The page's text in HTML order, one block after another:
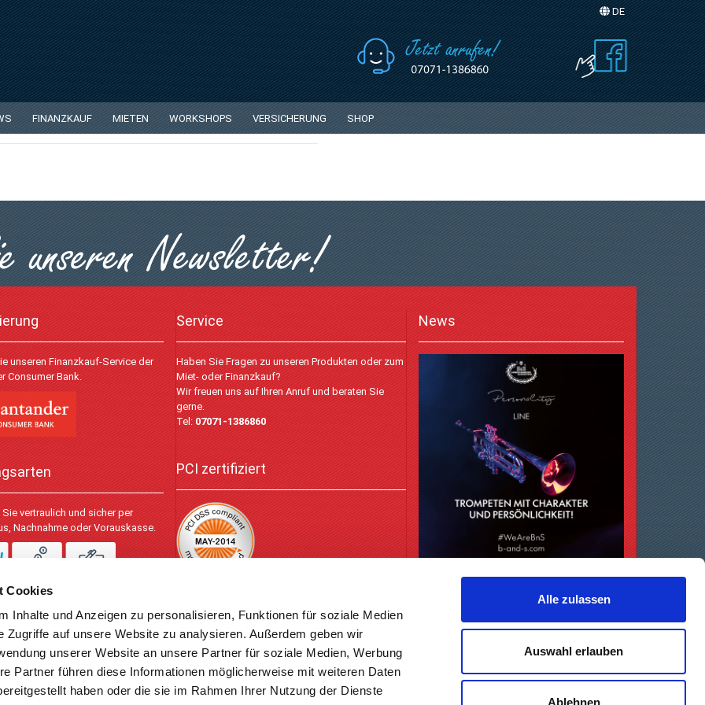
Cookies
Inhalte und Anzeigen zu personalisieren, Funktionen für soziale Medien
Zugriffe auf unsere Website zu analysieren. Außerdem geben wir
unserer Website an unsere Partner für soziale Medien, Werbung
Partner führen diese Informationen möglicherweise mit weiteren Daten
haben oder die sie im Rahmen Ihrer Nutzung der Dienste
Alle zulassen
Auswahl erlauben
Ablehnen
DE
Sprache auswählen
FINANZKAUF MIETEN WORKSHOPS VERSICHERUNG SHOP
Lage
unseren Finanzkauf-Service der
Consumer Bank.
Sie vertraulich und sicher per
Nachnahme oder Vorauskasse.
Service
Haben Sie Fragen zu unseren Produkten oder zum
Miet- oder Finanzkauf?
Wir freuen uns auf Ihren Anruf und beraten Sie
gerne.
Tel: 07071-1386860
PCI zertifiziert
News
© 2026